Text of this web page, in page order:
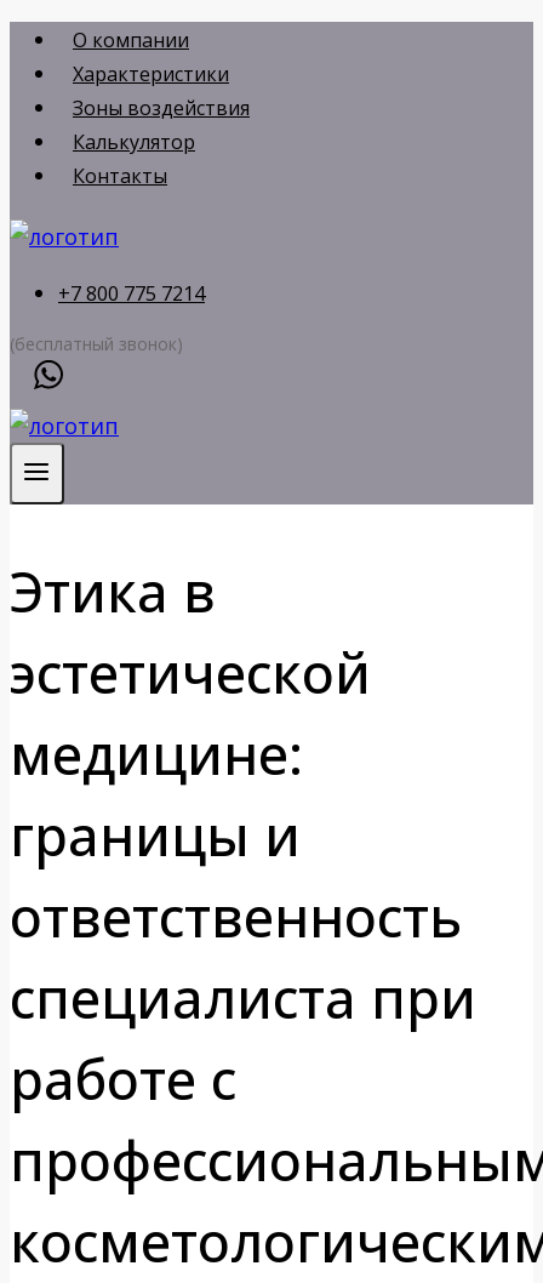
Перейти
содержимому
О компании
Характеристики
Зоны воздействия
Калькулятор
Контакты
+7 800 775 7214
(бесплатный звонок)
Этика в
эстетической
медицине:
границы и
ответственность
специалиста при
работе с